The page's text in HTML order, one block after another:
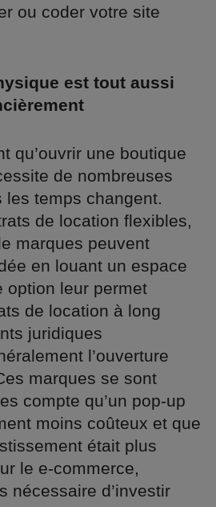
ou coder votre site
est tout aussi
qu’ouvrir une boutique
de nombreuses
les temps changent.
de location flexibles,
marques peuvent
en louant un espace
option leur permet
de location à long
juridiques
l’ouverture
marques se sont
compte qu’un pop-up
moins coûteux et que
était plus
le e-commerce,
nécessaire d’investir